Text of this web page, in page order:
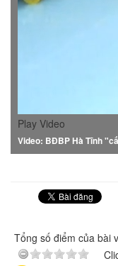
Play Video
Video: BĐBP Hà Tĩnh
Tổng số điểm của bài